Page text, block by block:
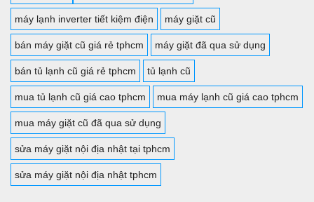
máy lạnh inverter tiết kiệm điện máy giặt cũ
bán máy giặt cũ giá rẻ tphcm máy giặt đã qua sử dụng
bán tủ lạnh cũ giá rẻ tphcm tủ lạnh cũ
mua tủ lạnh cũ giá cao tphcm mua máy lạnh cũ giá cao tphcm
mua máy giặt cũ đã qua sử dụng
sửa máy giặt nội địa nhật tại tphcm
sửa máy giặt nội địa nhật tphcm